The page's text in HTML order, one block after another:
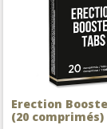
Erection
(20 comprimés)